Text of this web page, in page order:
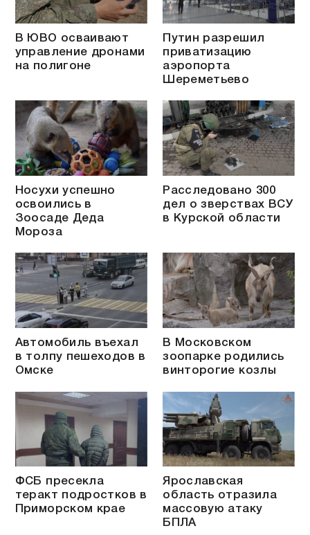
В ЮВО осваивают
управление дронами
на полигоне
Путин разрешил
приватизацию
аэропорта
Шереметьево
Носухи успешно
освоились в
Зоосаде Деда
Мороза
Расследовано 300
дел о зверствах ВСУ
в Курской области
Автомобиль въехал
в толпу пешеходов в
Омске
В Московском
зоопарке родились
винторогие козлы
ФСБ пресекла
теракт подростков в
Приморском крае
Ярославская
область отразила
массовую атаку
БПЛА